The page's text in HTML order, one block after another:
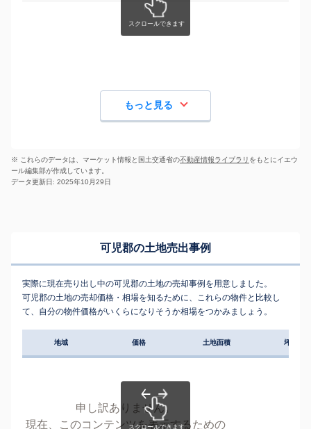
もっと見る
※ これらのデータは、マーケット情報と国土交通省の不動産情報ライブラリ をもとにイエウ
ール編集部が作成しています。
データ更新日: 2025年10月29日
可児郡の土地売出事例
実際に現在売り出し中の可児郡の土地の売却事例を用意しました。
可児郡の土地の売却価格・相場を知るために、これらの物件と比較し
て、自分の物件価格がいくらになりそうか相場をつかみましょう。
地域 価格 土地面積 坪単価
申し訳ありません。
現在、このコンテンツを表示するための